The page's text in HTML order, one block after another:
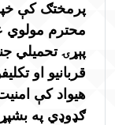
پرمختګ کې خپله
محترم مولوي
پېړۍ تحمیلي
قربانیو او
هیواد کې امنیت
ګډوډي په بشپړه